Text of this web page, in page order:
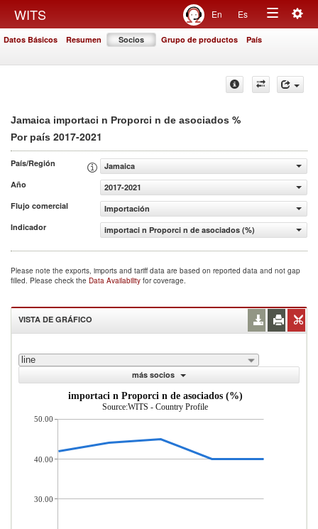
WITS En Es
Toggle
Datos Básicos Resumen Socios Grupo de productos País
Jamaica importaci n Proporci n de asociados %
Por país 2017-2021
País/Región
Jamaica
Año
2017-2021
Flujo comercial
Importación
Indicador
importaci n Proporci n de asociados (%)
Please note the exports, imports and tariff data are based on reported data and not gap
filled. Please check the Data Availability for coverage.
VISTA DE GRÁFICO
line
más socios
importaci n Proporci n de asociados (%)
Source:WITS - Country Profile
50.00
40.00
30.00